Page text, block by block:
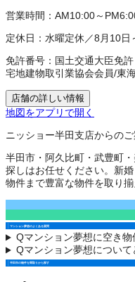
営業時間： AM10:00～
定休日： 水曜定休／8月10日
免許番号： 国土交通大臣免
宅地建物取引業協会会員/東
店舗の詳しい情報
地図をアプリで開く
ニッショー半田支店からの
半田市・阿久比町・武豊町
探しはお任せください。新
物件まで豊富な物件を取り揃
マンション夢想のよくある質問
Qマンション夢想に空き物
Qマンション夢想につい
半田市の物件を間取りから探す